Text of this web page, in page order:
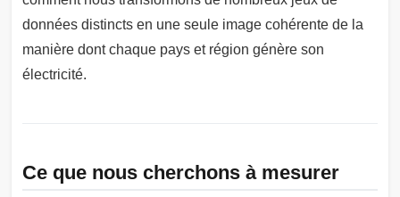
données distincts en une seule image cohérente de la
manière dont chaque pays et région génère son
électricité.
Ce que nous cherchons à mesurer